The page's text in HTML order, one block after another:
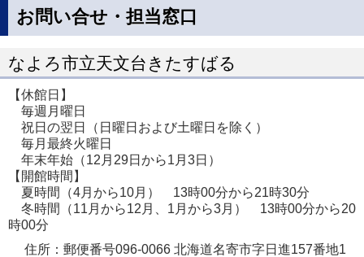
規
ー
ジ
開
き
ま
す
お問い合せ・担当窓口
なよろ市立天文台きたすばる
【休館日】
毎週月曜日
祝日の翌日（日曜日および土曜日を除く）
毎月最終火曜日
年末年始（12月29日から1月3日）
【開館時間】
夏時間（4月から10月） 13時00分から21時30分
冬時間（11月から12月、1月から3月） 13時00分から20
時00分
住所：郵便番号096-0066 北海道名寄市字日進157番地1